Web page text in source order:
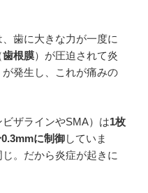
歯に大きな力が一度に
歯根膜）が圧迫されて炎
発生し、これが痛みの
ザラインやSMA）は1枚
に制御していま
。だから炎症が起きに